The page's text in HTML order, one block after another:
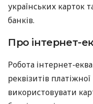
українських карток
банків.
Про інтернет-
Робота інтернет-
реквізитів
використовувати